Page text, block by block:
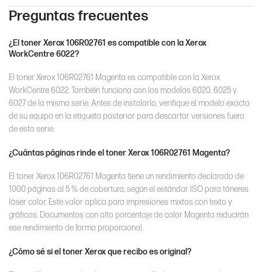
Preguntas frecuentes
¿El toner Xerox 106R02761 es compatible con la Xerox
WorkCentre 6022?
El toner Xerox 106R02761 Magenta es compatible con la Xerox
WorkCentre 6022. También funciona con los modelos 6020, 6025 y
6027 de la misma serie. Antes de instalarlo, verifique el modelo exacto
de su equipo en la etiqueta posterior para descartar versiones fuera
de esta serie.
¿Cuántas páginas rinde el toner Xerox 106R02761 Magenta?
El toner Xerox 106R02761 Magenta tiene un rendimiento declarado de
1000 páginas al 5 % de cobertura, según el estándar ISO para tóneres
láser color. Este valor aplica para impresiones mixtas con texto y
gráficos. Documentos con alto porcentaje de color Magenta reducirán
ese rendimiento de forma proporcional.
¿Cómo sé si el toner Xerox que recibo es original?